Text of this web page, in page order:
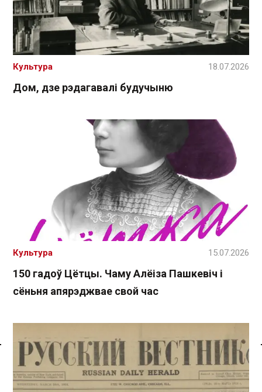
Спасылка без VPN
Дом, дзе рэдагавалі будучыню
Культура 18.07.2026
150 гадоў Цётцы. Чаму Алёіза Пашкевіч і
сёньня апярэджвае свой час
Культура 15.07.2026